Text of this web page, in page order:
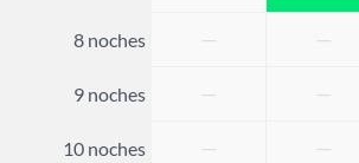
8 noches — —
9 noches — —
10 noches — —